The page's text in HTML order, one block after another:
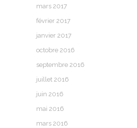
mars 2017
février 2017
janvier 2017
octobre 2016
septembre 2016
juillet 2016
juin 2016
mai 2016
mars 2016